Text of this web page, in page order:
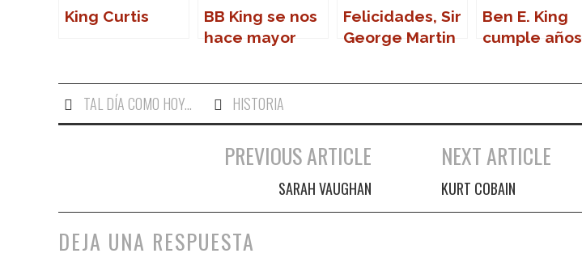
King Curtis
BB King se nos
hace mayor
Felicidades, Sir
George Martin
Ben E. King
cumple años
TAL DÍA COMO HOY... HISTORIA
Navegación de entradas
PREVIOUS ARTICLE
SARAH VAUGHAN
NEXT ARTICLE
KURT COBAIN
DEJA UNA RESPUESTA